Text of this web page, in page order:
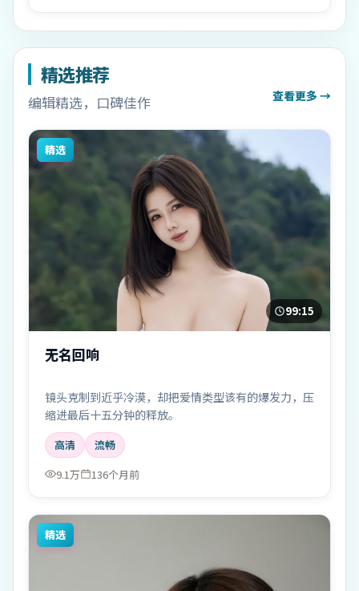
精选推荐
编辑精选，口碑佳作 查看更多 →
精选
99:15
无名回响
镜头克制到近乎冷漠，却把爱情类型该有的爆发力，压
缩进最后十五分钟的释放。
高清
流畅
9.1万
136个月前
精选